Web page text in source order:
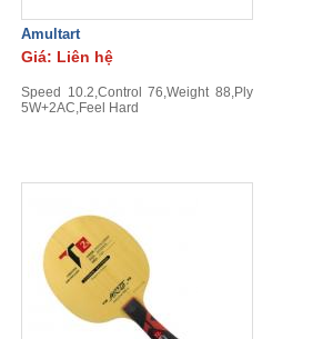
Amultart
Giá: Liên hệ
Speed 10.2,Control 76,Weight 88,Ply
5W+2AC,Feel Hard